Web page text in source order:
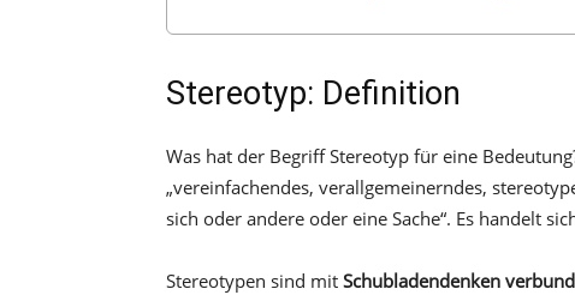
Stereotyp: Definition
Was hat der Begriff Stereotyp für eine
„vereinfachendes, verallgemeinerndes,
sich oder andere oder eine Sache“. Es handelt
Stereotypen sind mit Schubladendenken